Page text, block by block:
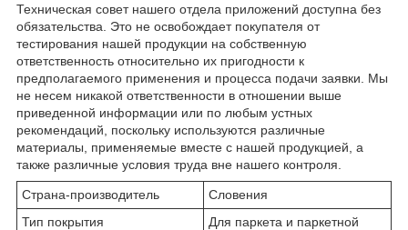
Техническая совет нашего отдела приложений доступна без
обязательства. Это не освобождает покупателя от
тестирования нашей продукции на собственную
ответственность относительно их пригодности к
предполагаемого применения и процесса подачи заявки. Мы
не несем никакой ответственности в отношении выше
приведенной информации или по любым устных
рекомендаций, поскольку используются различные
материалы, применяемые вместе с нашей продукцией, а
также различные условия труда вне нашего контроля.
Страна-производитель
Словения
Тип покрытия
Для паркета и паркетной